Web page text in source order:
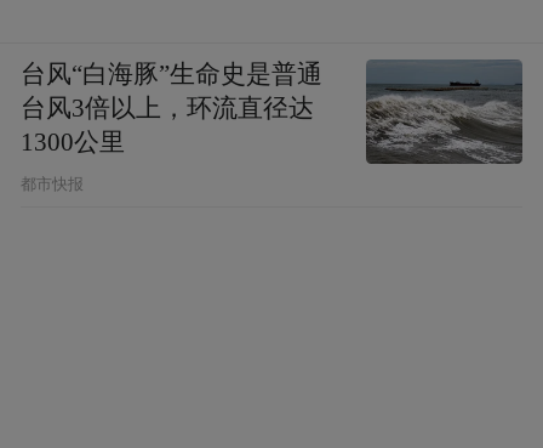
台风“白海豚”生命史是普通
台风3倍以上，环流直径达
1300公里
都市快报